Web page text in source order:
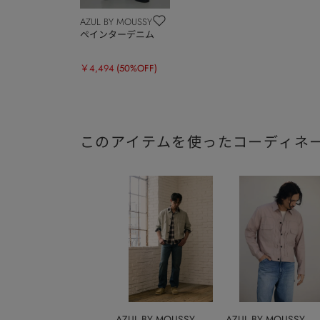
AZUL BY MOUSSY
ペインターデニム
￥4,494 (50%OFF)
このアイテムを使ったコーディネ